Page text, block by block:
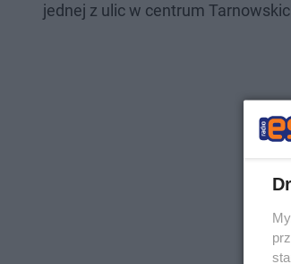
jednej z ulic w centrum